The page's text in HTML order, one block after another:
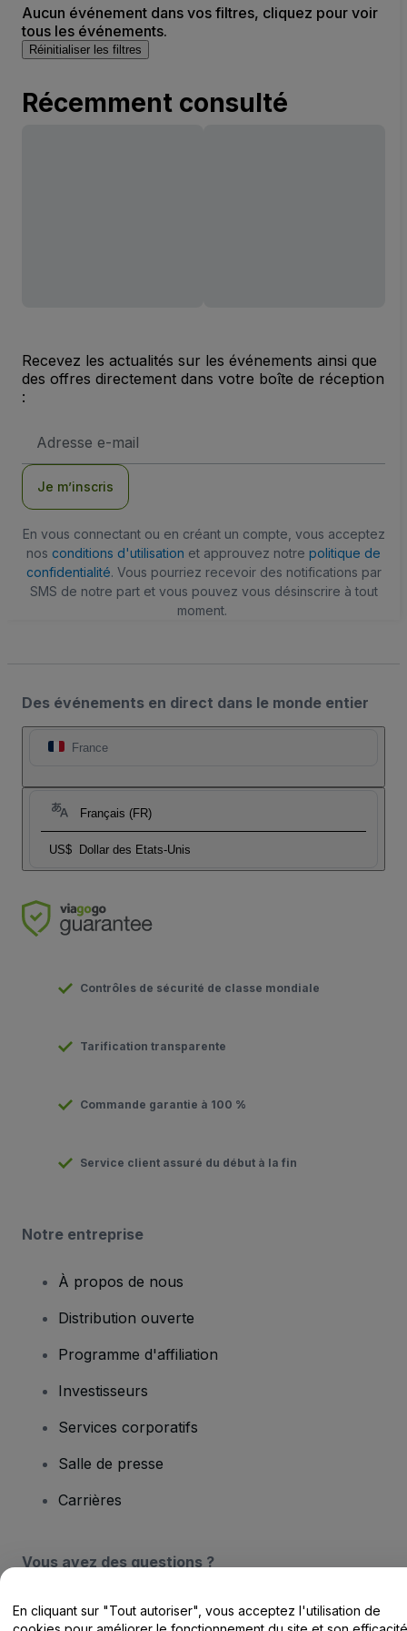
Aucun événement dans vos filtres, cliquez pour voir
tous les événements.
Réinitialiser les filtres
Récemment consulté
Recevez les actualités sur les événements ainsi que
des offres directement dans votre boîte de réception
:
e-
Je m’inscris
En vous connectant ou en créant un compte, vous acceptez
nos conditions d'utilisation et approuvez notre politique de
confidentialité. Vous pourriez recevoir des notifications par
SMS de notre part et vous pouvez vous désinscrire à tout
moment.
Des événements en direct dans le monde entier
France
Français (FR)
US$ Dollar des Etats-Unis
Contrôles de sécurité de classe mondiale
Tarification transparente
Commande garantie à 100 %
Service client assuré du début à la fin
Notre entreprise
À propos de nous
Distribution ouverte
Programme d'affiliation
Investisseurs
Services corporatifs
Salle de presse
Carrières
Vous avez des questions ?
Centre d'assistance / Nous contacter
En cliquant sur "Tout autoriser", vous acceptez l'utilisation de